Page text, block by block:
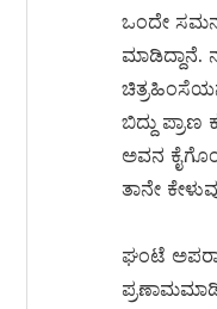
ಒಂದೇ
ಮಾಡಿದ್ದಾನೆ.
ಬಿದ್ದು
ಅವನ
ತಾನೇ
ಘಂಟೆ